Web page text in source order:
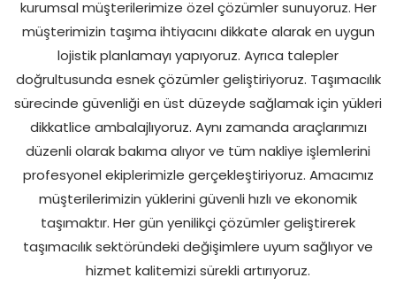
kurumsal müşterilerimize özel çözümler sunuyoruz. Her
müşterimizin taşıma ihtiyacını dikkate alarak en uygun
lojistik planlamayı yapıyoruz. Ayrıca talepler
doğrultusunda esnek çözümler geliştiriyoruz. Taşımacılık
sürecinde güvenliği en üst düzeyde sağlamak için yükleri
dikkatlice ambalajlıyoruz. Aynı zamanda araçlarımızı
düzenli olarak bakıma alıyor ve tüm nakliye işlemlerini
profesyonel ekiplerimizle gerçekleştiriyoruz. Amacımız
müşterilerimizin yüklerini güvenli hızlı ve ekonomik
taşımaktır. Her gün yenilikçi çözümler geliştirerek
taşımacılık sektöründeki değişimlere uyum sağlıyor ve
hizmet kalitemizi sürekli artırıyoruz.